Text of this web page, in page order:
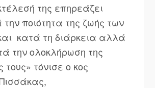
της επηρεάζει
ποιότητα της ζωής των
κατά τη διάρκεια αλλά
την ολοκλήρωση της
τόνισε ο κος